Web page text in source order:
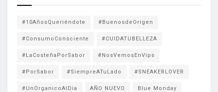
#10AñosQueriéndote #BuenosdeOrigen
#ConsumoConsciente #CUIDATUBELLEZA
#LaCosteñaPorSabor #NosVemosEnVips
#PorSabor #SiempreATuLado #SNEAKERLOVER
#UnOrganicoAlDia AÑO NUEVO Blue Monday